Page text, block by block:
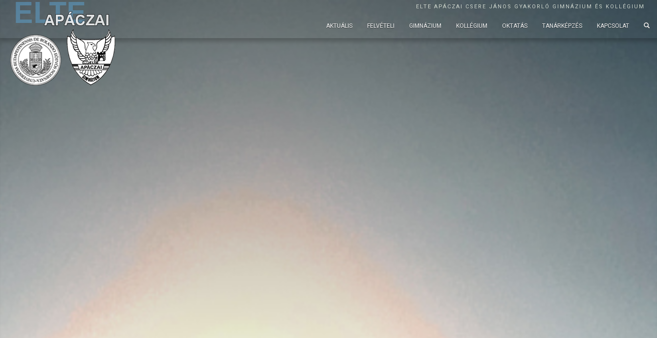
ELTE APÁCZAI CSERE JÁNOS GYAKORLÓ GIMNÁZIUM ÉS KOLLÉGIUM
AKTUÁLIS FELVÉTELI GIMNÁZIUM KOLLÉGIUM OKTATÁS TANÁRKÉPZÉS KAPCSOLAT